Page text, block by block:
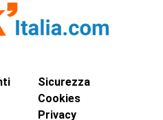
Sicurezza
Cookies
Privacy